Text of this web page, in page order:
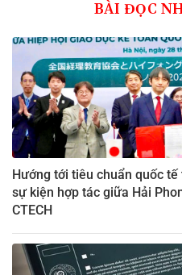
BÀI ĐỌC
Hướng tới tiêu chuẩn quốc
sự kiện hợp tác giữa Hải
CTECH